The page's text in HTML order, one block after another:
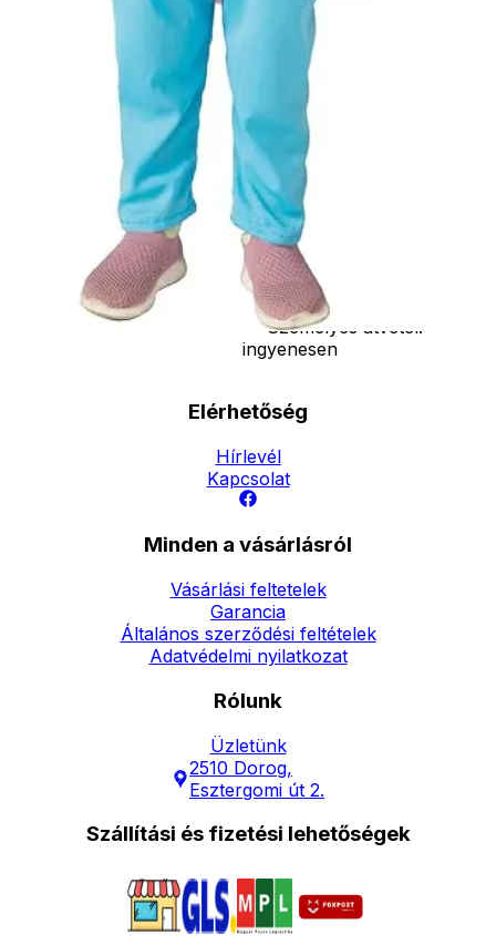
Ár
Darab
Szállítás:
- Csomagautomata: 1190
forinttól
- Házhozszállítás: 2190
forinttól
- Személyes átvétel:
ingyenesen
Elérhetőség
Hírlevél
Kapcsolat
Minden a vásárlásról
Vásárlási feltetelek
Garancia
Általános szerződési feltételek
Adatvédelmi nyilatkozat
Rólunk
Üzletünk
2510 Dorog,
Esztergomi út 2.
Szállítási és fizetési lehetőségek